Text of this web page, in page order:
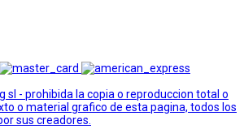
sl - prohibida la copia o reproduccion total o
o material grafico de esta pagina, todos los
sus creadores.